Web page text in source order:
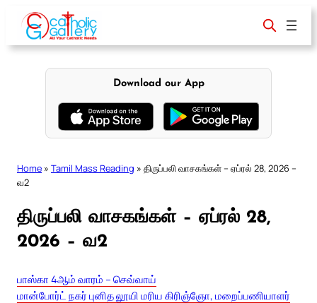
content
Download our App
Home » Tamil Mass Reading » திருப்பலி வாசகங்கள் – ஏப்ரல் 28, 2026 –
வ2
திருப்பலி வாசகங்கள் – ஏப்ரல் 28,
2026 – வ2
பாஸ்கா 4ஆம் வாரம் – செவ்வாய்
மான்போர்ட் நகர் புனித லூயி மரிய கிரிஞ்ஞோ, மறைப்பணியாளர்